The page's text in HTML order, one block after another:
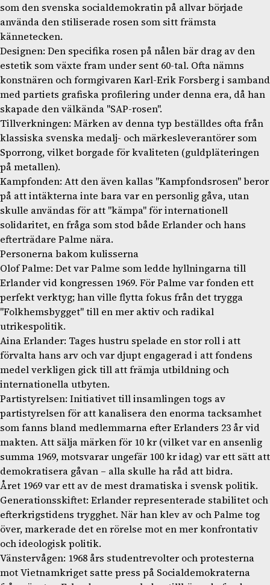
som den svenska socialdemokratin på allvar började
använda den stiliserade rosen som sitt främsta
kännetecken.
Designen: Den specifika rosen på nålen bär drag av den
estetik som växte fram under sent 60-tal. Ofta nämns
konstnären och formgivaren Karl-Erik Forsberg i samband
med partiets grafiska profilering under denna era, då han
skapade den välkända "SAP-rosen".
Tillverkningen: Märken av denna typ beställdes ofta från
klassiska svenska medalj- och märkesleverantörer som
Sporrong, vilket borgade för kvaliteten (guldpläteringen
på metallen).
Kampfonden: Att den även kallas "Kampfondsrosen" beror
på att intäkterna inte bara var en personlig gåva, utan
skulle användas för att "kämpa" för internationell
solidaritet, en fråga som stod både Erlander och hans
efterträdare Palme nära.
Personerna bakom kulisserna
Olof Palme: Det var Palme som ledde hyllningarna till
Erlander vid kongressen 1969. För Palme var fonden ett
perfekt verktyg; han ville flytta fokus från det trygga
"Folkhemsbygget" till en mer aktiv och radikal
utrikespolitik.
Aina Erlander: Tages hustru spelade en stor roll i att
förvalta hans arv och var djupt engagerad i att fondens
medel verkligen gick till att främja utbildning och
internationella utbyten.
Partistyrelsen: Initiativet till insamlingen togs av
partistyrelsen för att kanalisera den enorma tacksamhet
som fanns bland medlemmarna efter Erlanders 23 år vid
makten. Att sälja märken för 10 kr (vilket var en ansenlig
summa 1969, motsvarar ungefär 100 kr idag) var ett sätt att
demokratisera gåvan – alla skulle ha råd att bidra.
Året 1969 var ett av de mest dramatiska i svensk politik.
Generationsskiftet: Erlander representerade stabilitet och
efterkrigstidens trygghet. När han klev av och Palme tog
över, markerade det en rörelse mot en mer konfrontativ
och ideologisk politik.
Vänstervågen: 1968 års studentrevolter och protesterna
mot Vietnamkriget satte press på Socialdemokraterna